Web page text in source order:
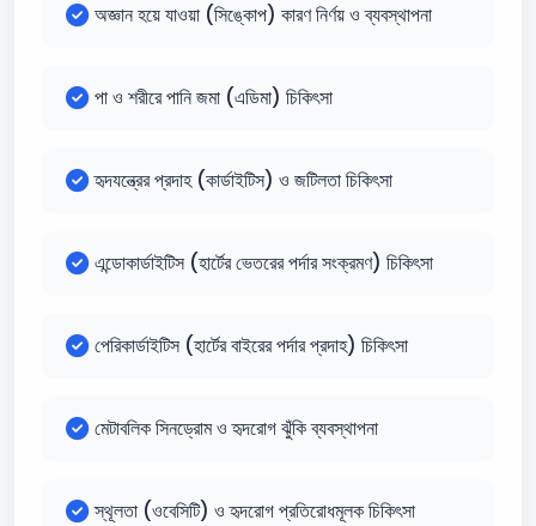
অজ্ঞান হয়ে যাওয়া (সিঙ্কোপ) কারণ নির্ণয় ও ব্যবস্থাপনা
পা ও শরীরে পানি জমা (এডিমা) চিকিৎসা
হৃদযন্ত্রের প্রদাহ (কার্ডাইটিস) ও জটিলতা চিকিৎসা
এন্ডোকার্ডাইটিস (হার্টের ভেতরের পর্দার সংক্রমণ) চিকিৎসা
পেরিকার্ডাইটিস (হার্টের বাইরের পর্দার প্রদাহ) চিকিৎসা
মেটাবলিক সিনড্রোম ও হৃদরোগ ঝুঁকি ব্যবস্থাপনা
স্থূলতা (ওবেসিটি) ও হৃদরোগ প্রতিরোধমূলক চিকিৎসা